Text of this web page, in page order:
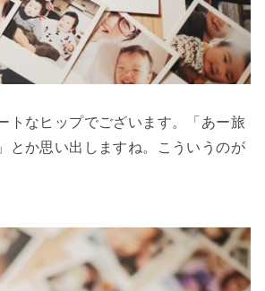
トなヒップでございます。「あー旅
とか思い出しますね。こういうのが